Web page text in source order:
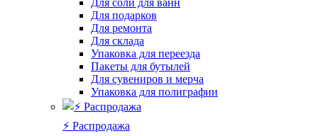
Для соли для ванн
Для подарков
Для ремонта
Для склада
Упаковка для переезда
Пакеты для бутылей
Для сувениров и мерча
Упаковка для полиграфии
⚡️ Распродажа